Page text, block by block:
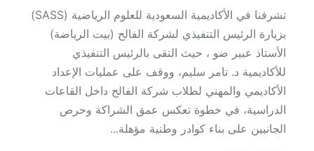
تشرفنا في الأكاديمية السعودية للعلوم الرياضية (SASS)
بزيارة الرئيس التنفيذي لشركة الفالح (بيت الرياضة)
الأستاذ عبير ضو ، حيث التقى بالرئيس التنفيذي
للأكاديمية د. تامر سليم، ووقف على عمليات الإعداد
الأكاديمي والمهني لطلاب شركة الفالح داخل القاعات
الدراسية، في خطوة تعكس عمق الشراكة وحرص
الجانبين على بناء كوادر وطنية مؤهلة...